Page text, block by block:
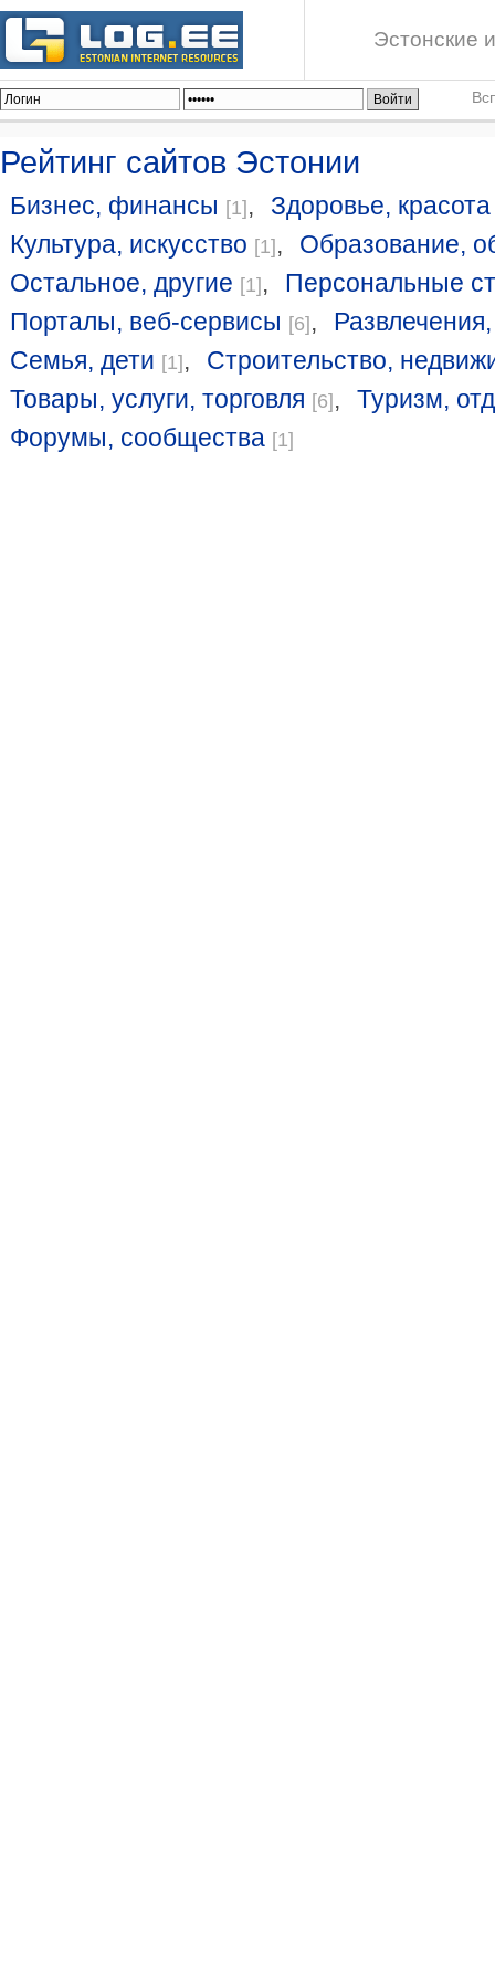
Эстонские
Рейтинг сайтов Эстонии
Бизнес, финансы [1],
Здоровье, красота
Культура, искусство [1],
Образование,
Остальное, другие [1],
Персональные
Порталы, веб-сервисы [6],
Семья, дети [1],
Строительство,
Товары, услуги, торговля [6],
Туризм,
Форумы, сообщества [1]